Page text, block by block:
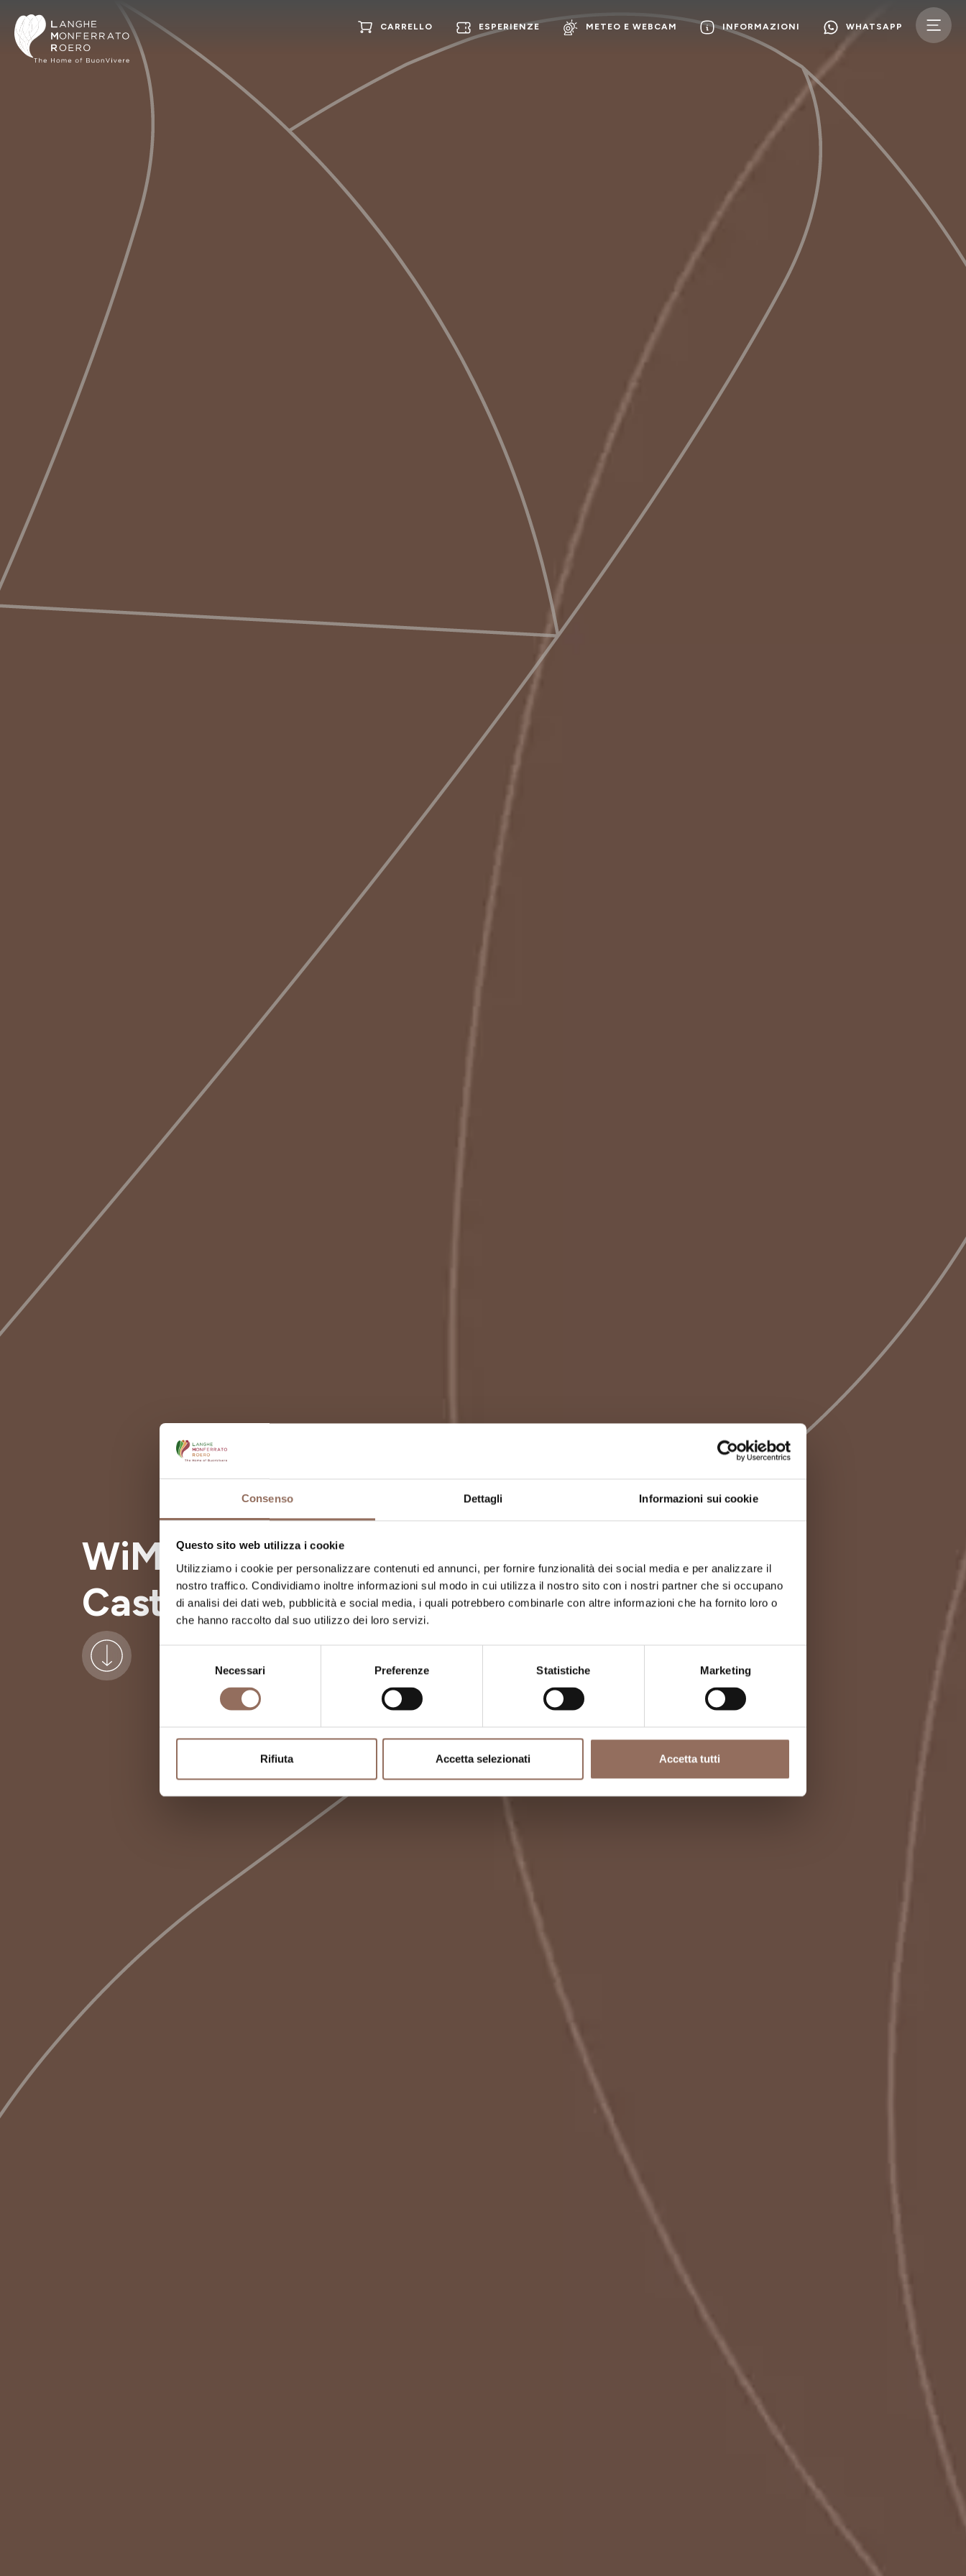
Consenso Dettagli Informazioni sui cookie
Questo sito web utilizza i cookie
Utilizziamo i cookie per personalizzare contenuti ed annunci, per fornire funzionalità dei social media e per analizzare il
nostro traffico. Condividiamo inoltre informazioni sul modo in cui utilizza il nostro sito con i nostri partner che si occupano
di analisi dei dati web, pubblicità e social media, i quali potrebbero combinarle con altre informazioni che ha fornito loro o
che hanno raccolto dal suo utilizzo dei loro servizi.
Necessari Preferenze Statistiche Marketing
Rifiuta Accetta selezionati Accetta tutti
CARRELLO ESPERIENZE METEO E WEBCAM INFORMAZIONI WHATSAPP
WiMu Museo del Vino –
Castello di Barolo